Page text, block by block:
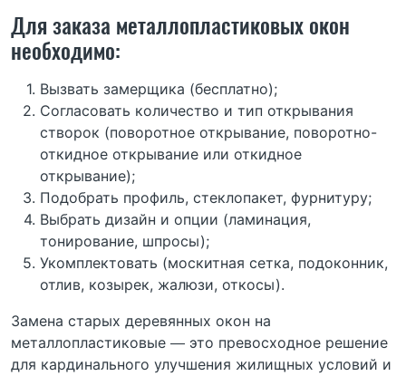
Для заказа металлопластиковых окон
необходимо:
Вызвать замерщика (бесплатно);
Согласовать количество и тип открывания
створок (поворотное открывание, поворотно-
откидное открывание или откидное
открывание);
Подобрать профиль, стеклопакет, фурнитуру;
Выбрать дизайн и опции (ламинация,
тонирование, шпросы);
Укомплектовать (москитная сетка, подоконник,
отлив, козырек, жалюзи, откосы).
Замена старых деревянных окон на
металлопластиковые — это превосходное решение
для кардинального улучшения жилищных условий и